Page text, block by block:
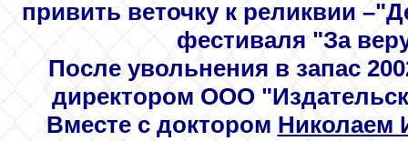
привить веточку к реликвии
фестиваля "За
После увольнения в запас
директором ООО
Вместе с доктором Николаем